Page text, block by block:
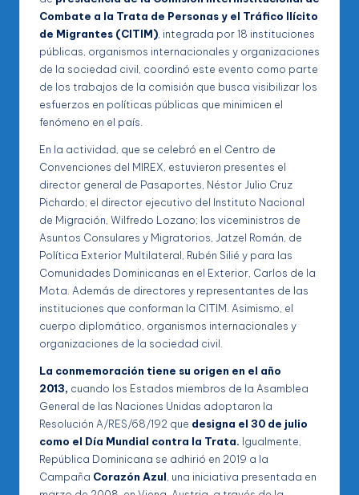
Combate a la Trata de Personas y el Tráfico Ilícito
de Migrantes (CITIM), integrada por 18 instituciones
públicas, organismos internacionales y organizaciones
de la sociedad civil, coordinó este evento como parte
de los trabajos de la comisión que busca visibilizar los
esfuerzos en políticas públicas que minimicen el
fenómeno en el país.
En la actividad, que se celebró en el Centro de
Convenciones del MIREX, estuvieron presentes el
director general de Pasaportes, Néstor Julio Cruz
Pichardo; el director ejecutivo del Instituto Nacional
de Migración, Wilfredo Lozano; los viceministros de
Asuntos Consulares y Migratorios, Jatzel Román, de
Política Exterior Multilateral, Rubén Silié y para las
Comunidades Dominicanas en el Exterior, Carlos de la
Mota. Además de directores y representantes de las
instituciones que conforman la CITIM. Asimismo, el
cuerpo diplomático, organismos internacionales y
organizaciones de la sociedad civil.
La conmemoración tiene su origen en el año
2013, cuando los Estados miembros de la Asamblea
General de las Naciones Unidas adoptaron la
Resolución A/RES/68/192 que designa el 30 de julio
como el Día Mundial contra la Trata. Igualmente,
República Dominicana se adhirió en 2019 a la
Campaña Corazón Azul, una iniciativa presentada en